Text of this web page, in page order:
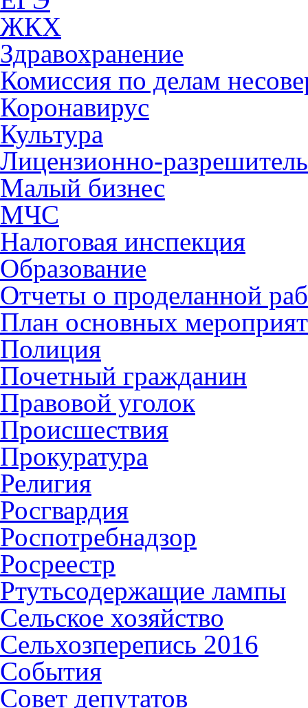
ЖКХ
Здравохранение
Комиссия по делам
Коронавирус
Культура
Лицензионно-
Малый бизнес
МЧС
Налоговая инспекция
Образование
Отчеты о проделанной
План основных
Полиция
Почетный гражданин
Правовой уголок
Происшествия
Прокуратура
Религия
Росгвардия
Роспотребнадзор
Росреестр
Ртутьсодержащие лампы
Сельское хозяйство
Сельхозперепись 2016
События
Совет депутатов